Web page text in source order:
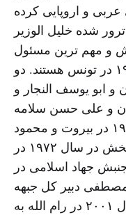
و اروپایی کرده
شده خلیل الوزیر
و مهم ترین مسئول
نظامی جنبش فتح در سال ۱۹۸۸ در تونس هستند. دو
ابو یوسف النجار و
سال ۱۹۷۳ در لبنان و علی حسن سلامه
مسئول “نیروهای ۱۷” در سال ۱۹۷۹ در بیروت و محمود
الهمشری نماینده سازمان آزادیبخش در سال ۱۹۷۲ در
جهاد اسلامی در
مصطفی دبیر کل جبهه
خلق برای آزادی فلسطین در سال ۲۰۰۱ در رام الله به